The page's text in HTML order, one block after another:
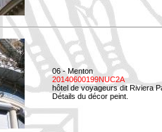
06 - Menton
20140600199NUC2A
hôtel de voyageurs dit Riviera
Détails du décor peint.